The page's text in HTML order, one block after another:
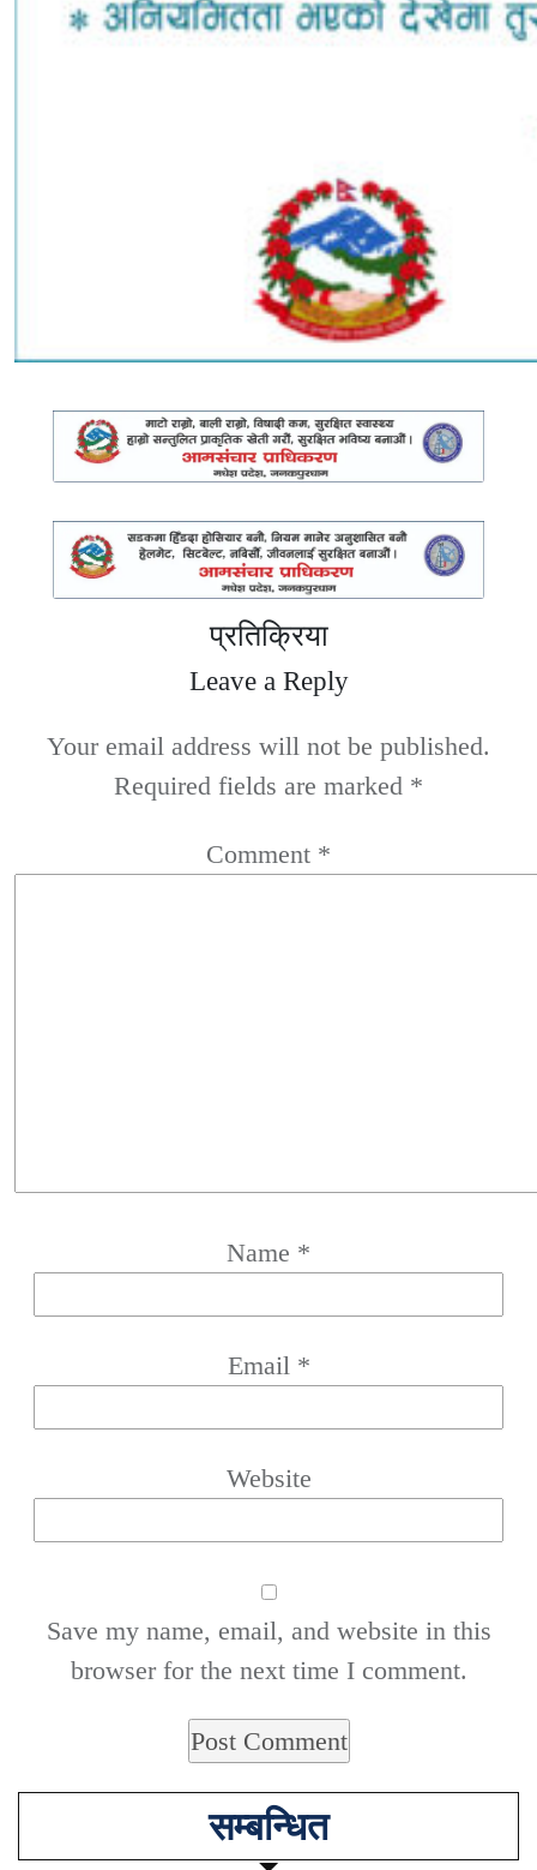
प्रतिक्रिया
Leave a Reply
Your email address will not be published.
Required fields are marked *
Comment *
Name *
Email *
Website
Save my name, email, and website in this
browser for the next time I comment.
सम्बन्धित